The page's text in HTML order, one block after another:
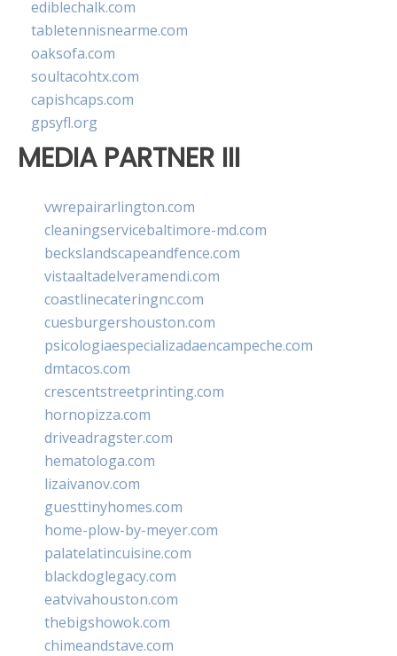
ediblechalk.com
tabletennisnearme.com
oaksofa.com
soultacohtx.com
capishcaps.com
gpsyfl.org
MEDIA PARTNER III
vwrepairarlington.com
cleaningservicebaltimore-md.com
beckslandscapeandfence.com
vistaaltadelveramendi.com
coastlinecateringnc.com
cuesburgershouston.com
psicologiaespecializadaencampeche.com
dmtacos.com
crescentstreetprinting.com
hornopizza.com
driveadragster.com
hematologa.com
lizaivanov.com
guesttinyhomes.com
home-plow-by-meyer.com
palatelatincuisine.com
blackdoglegacy.com
eatvivahouston.com
thebigshowok.com
chimeandstave.com